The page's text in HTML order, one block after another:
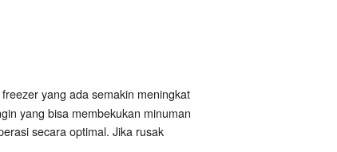
yang ada semakin meningkat
yang bisa membekukan minuman
secara optimal. Jika rusak